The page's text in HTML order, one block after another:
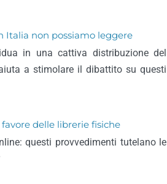
Italia non possiamo leggere
in una cattiva distribuzione del
a stimolare il dibattito su questi
delle librerie fisiche
questi provvedimenti tutelano le